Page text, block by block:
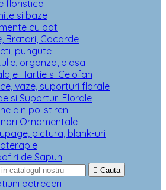
floristice
si baze
cu bat
Bratari, Cocarde
pungute
organza, plasa
Hartie si Celofan
vaze, suporturi florale
si Suporturi Florale
din polistiren
Ornamentale
pictura, blank-uri
de Sapun
 Cauta
petreceri